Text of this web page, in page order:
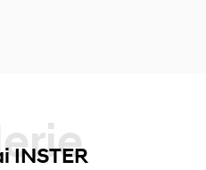
INSTER